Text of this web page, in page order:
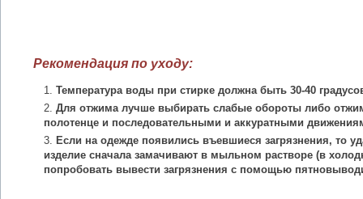
Рекомендация по уходу:
Температура воды при стирке должна быть 30-40
Для отжима лучше выбирать слабые обороты либо
полотенце и последовательными и аккуратными
Если на одежде появились въевшиеся загрязнения, то
изделие сначала замачивают в мыльном растворе (в
попробовать вывести загрязнения с помощью